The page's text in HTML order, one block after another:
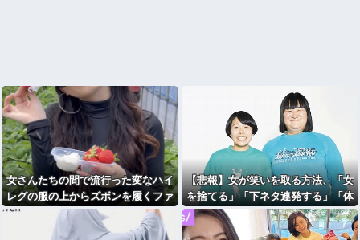
女さんたちの間で流行った変なハイ
レグの服の上からズボンを履くファ
ッションｗｗｗｗ （※画像あり）
【悲報】女が笑いを取る方法、「女
を捨てる」「下ネタ連発する」「体
を張る」しかないｗｗｗｗｗ